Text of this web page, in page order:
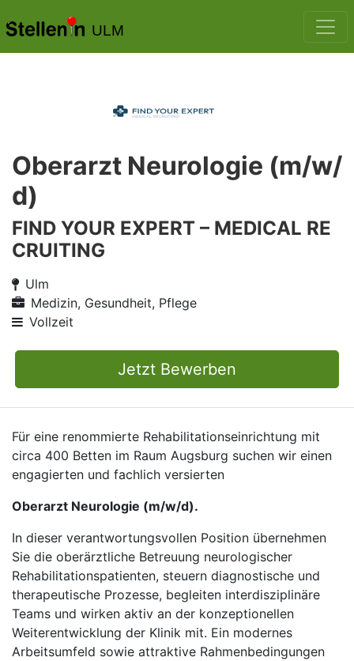
ULM
Oberarzt Neurologie (m/w/
d)
FIND YOUR EXPERT – MEDICAL RE
CRUITING
Ulm
Medizin, Gesundheit, Pflege
Vollzeit
Jetzt Bewerben
Für eine renommierte Rehabilitationseinrichtung mit
circa 400 Betten im Raum Augsburg suchen wir einen
engagierten und fachlich versierten
Oberarzt Neurologie (m/w/d).
In dieser verantwortungsvollen Position übernehmen
Sie die oberärztliche Betreuung neurologischer
Rehabilitationspatienten, steuern diagnostische und
therapeutische Prozesse, begleiten interdisziplinäre
Teams und wirken aktiv an der konzeptionellen
Weiterentwicklung der Klinik mit. Ein modernes
Arbeitsumfeld sowie attraktive Rahmenbedingungen